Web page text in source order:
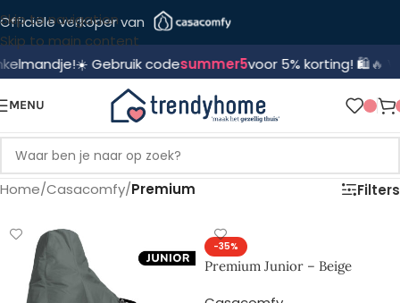
Skip to navigation
Skip to main content
Officiële verkoper van
☀️ Gebruik codesummer5voor 5% korting! 🛍️🔥 Voor
MENU
Home/Casacomfy/Premium Filters
-35%
Premium Junior – Beige